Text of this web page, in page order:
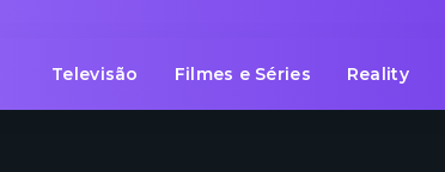
Televisão Filmes e Séries Reality